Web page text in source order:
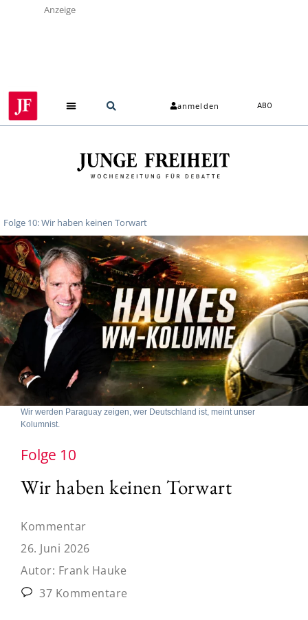
Anzeige
anmelden ABO
Folge 10: Wir haben keinen Torwart
Wir werden Paraguay zeigen, wer Deutschland ist, meint unser
Kolumnist.
Folge 10
Wir haben keinen Torwart
Kommentar
26. Juni 2026
Autor: Frank Hauke
37 Kommentare